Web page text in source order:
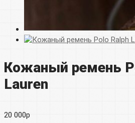
Кожаный ремень
Lauren
20 000р